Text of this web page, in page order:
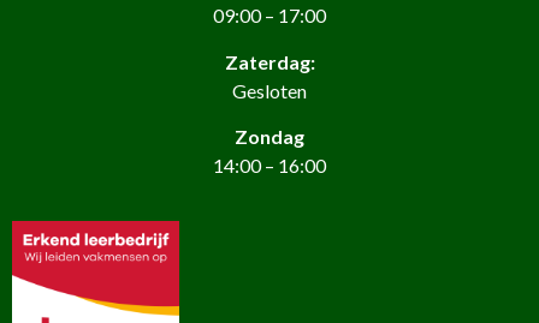
09:00 – 17:00
Zaterdag:
Gesloten
Zondag
14:00 – 16:00